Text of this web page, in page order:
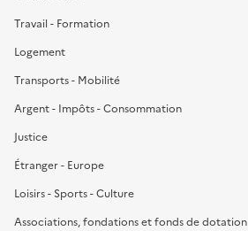
Travail - Formation
Logement
Transports - Mobilité
Argent - Impôts - Consommation
Justice
Étranger - Europe
Loisirs - Sports - Culture
Associations, fondations et fonds de dotation